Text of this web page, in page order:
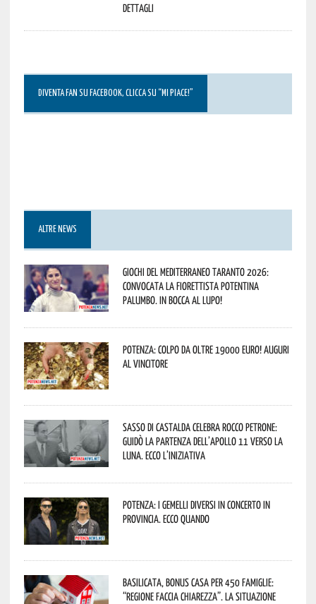
dettagli
DIVENTA FAN SU FACEBOOK, CLICCA SU “MI PIACE!”
ALTRE NEWS
Giochi del Mediterraneo Taranto 2026:
convocata la fiorettista potentina
Palumbo. In bocca al lupo!
Potenza: colpo da oltre 19000 Euro! Auguri
al vincitore
Sasso di Castalda celebra Rocco Petrone:
guidò la partenza dell’Apollo 11 verso la
Luna. Ecco l’iniziativa
Potenza: i Gemelli DiVersi in concerto in
provincia. Ecco quando
Basilicata, Bonus casa per 450 famiglie:
“Regione faccia chiarezza”. La situazione